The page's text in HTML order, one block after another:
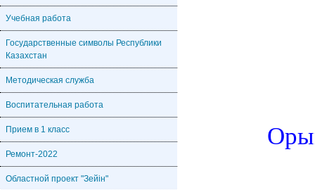
Учебная работа
Государственные символы Республики
Казахстан
Методическая служба
Воспитательная работа
Прием в 1 класс
Ремонт-2022
Областной проект "Зейін"